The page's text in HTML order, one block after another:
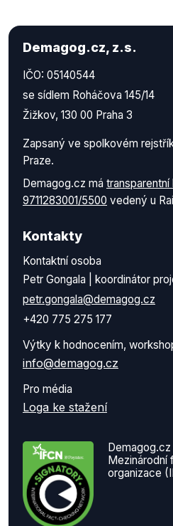
Demagog.cz, z.s.
IČO: 05140544
se sídlem Roháčova 145/14
Žižkov, 130 00 Praha 3
Zapsaný ve spolkovém
Praze.
Demagog.cz má
9711283001/5500 vedený u
Kontakty
Kontaktní osoba
Petr Gongala | koordinátor
petr.gongala@demagog.cz
+420 775 275 177
Výtky k hodnocením,
info@demagog.cz
Pro média
Loga ke stažení
organizace